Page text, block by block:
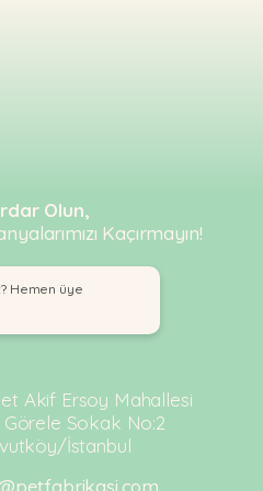
Olun,
Kaçırmayın!
Hemen üye
Akif Ersoy Mahallesi
Görele Sokak No:2
İstanbul